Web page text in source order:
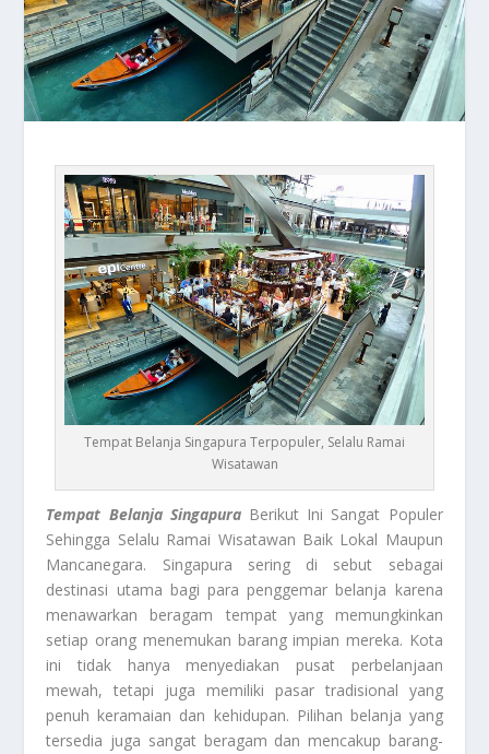
Tempat Belanja Singapura Terpopuler, Selalu Ramai
Wisatawan
Tempat Belanja SingapuraBerikut Ini Sangat Populer
Sehingga Selalu Ramai Wisatawan Baik Lokal Maupun
Mancanegara. Singapura sering di sebut sebagai
destinasi utama bagi para penggemar belanja karena
menawarkan beragam tempat yang memungkinkan
setiap orang menemukan barang impian mereka. Kota
ini tidak hanya menyediakan pusat perbelanjaan
mewah, tetapi juga memiliki pasar tradisional yang
penuh keramaian dan kehidupan. Pilihan belanja yang
tersedia juga sangat beragam dan mencakup barang-